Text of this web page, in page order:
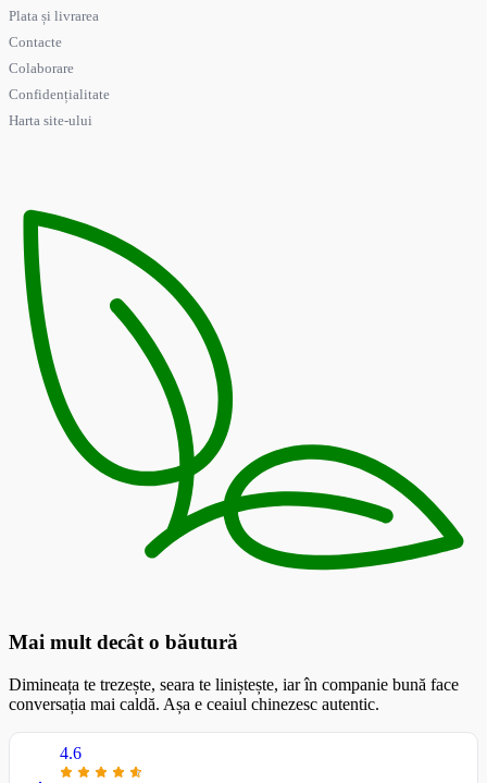
Plata și livrarea
Contacte
Colaborare
Confidențialitate
Harta site-ului
Mai mult decât o băutură
Dimineața te trezește, seara te liniștește, iar în companie bună face
conversația mai caldă. Așa e ceaiul chinezesc autentic.
4.6